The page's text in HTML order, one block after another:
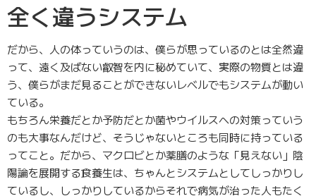
全く違うシステム
だから、人の体っていうのは、僕らが思っているのとは全然違
って、遠く及ばない叡智を内に秘めていて、実際の物質とは違
う、僕らがまだ見ることができないレベルでもシステムが動い
ている。
もちろん栄養だとか予防だとか菌やウイルスへの対策っていう
のも大事なんだけど、そうじゃないところも同時に持っている
ってこと。だから、マクロビとか薬膳のような「見えない」陰
陽論を展開する食養生は、ちゃんとシステムとしてしっかりし
ているし、しっかりしているからそれで病気が治った人もたく